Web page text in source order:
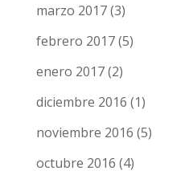
marzo 2017(3)
febrero 2017(5)
enero 2017(2)
diciembre 2016 (1)
noviembre 2016 (5)
octubre 2016 (4)